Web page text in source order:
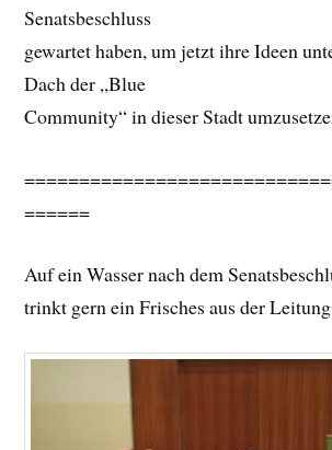
Senatsbeschluss
gewartet haben, um jetzt ihre Ideen
Dach der „Blue
Community“ in dieser Stadt
======
Auf ein Wasser nach dem
trinkt gern ein Frisches aus der